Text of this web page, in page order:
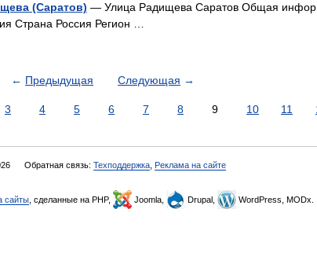
(Саратов) — Улица Радищева Саратов Общая
Страна Россия Регион …
← Предыдущая Следующая →
3 4 5 6 7 8 9 10 11
Обратная связь: Техподдержка Реклама на сайте
сайты , сделанные на PHP, Joomla, Drupal, WordPress, MODx.